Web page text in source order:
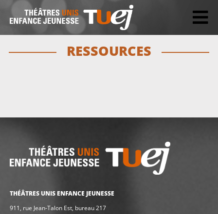
RESSOURCES
THÉÂTRES UNIS ENFANCE JEUNESSE
911, rue Jean-Talon Est, bureau 217